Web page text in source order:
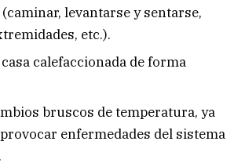
levantarse y sentarse,
etc.).
calefaccionada de forma
bruscos de temperatura, ya
enfermedades del sistema